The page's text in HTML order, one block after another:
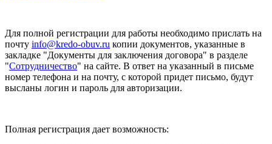
Для полной регистрации для работы необходимо прислать на
почту info@kredo-obuv.ru копии документов, указанные в
закладке "Документы для заключения договора" в разделе
"Сотрудничество" на сайте. В ответ на указанный в письме
номер телефона и на почту, с которой придет письмо, будут
высланы логин и пароль для авторизации.
Полная регистрация дает возможность: